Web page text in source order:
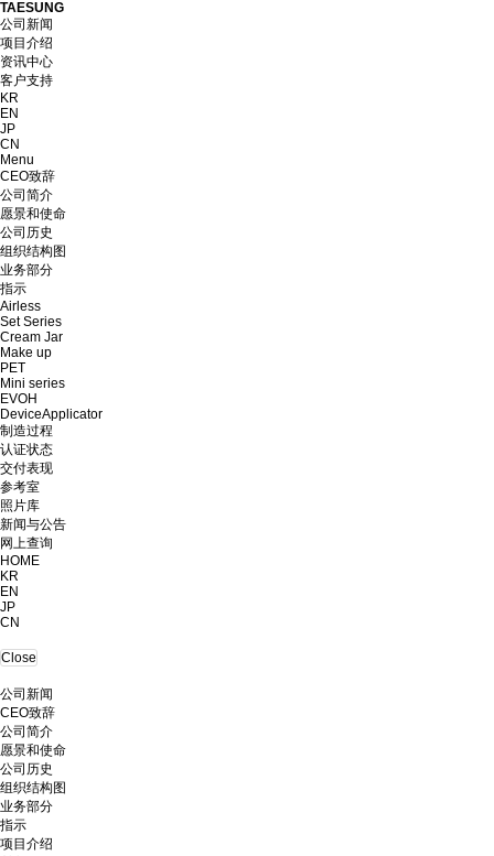
TAESUNG
公司新闻
项目介绍
资讯中心
客户支持
KR
EN
JP
CN
Menu
CEO致辞
公司简介
愿景和使命
公司历史
组织结构图
业务部分
指示
Airless
Set Series
Cream Jar
Make up
PET
Mini series
EVOH
DeviceApplicator
制造过程
认证状态
交付表现
参考室
照片库
新闻与公告
网上查询
HOME
KR
EN
JP
CN
Close
公司新闻
CEO致辞
公司简介
愿景和使命
公司历史
组织结构图
业务部分
指示
项目介绍